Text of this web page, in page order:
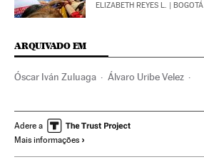
ELIZABETH REYES L. | BOGOTÁ
ARQUIVADO EM
Óscar Iván Zuluaga Álvaro Uribe Velez
Candidaturas políticas Partido de la U
Eleições Colômbia
Adere a
Mais informações